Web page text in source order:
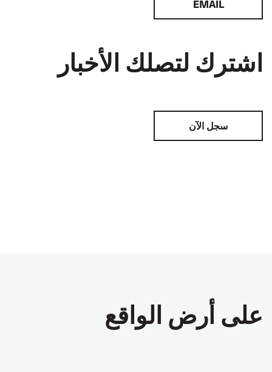
EMAIL
اشترك لتصلك الأخبار
سجل الآن
على أرض الواقع